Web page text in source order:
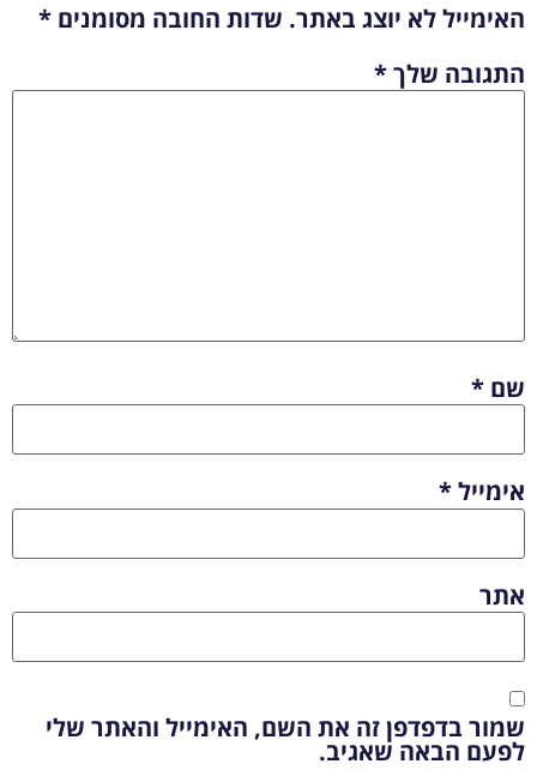
האימייל לא יוצג באתר. שדות החובה מסומנים *
התגובה שלך*
שם *
אימייל*
אתר
שמור בדפדפן זה את השם, האימייל והאתר שלי
לפעם הבאה שאגיב.